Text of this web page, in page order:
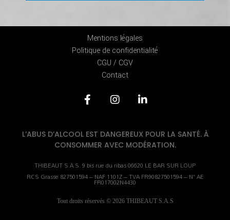
Mentions légales
Politique de confidentialité
CGU / CGV
Contact
L’ABUS D’ALCOOL EST DANGEREUX POUR LA SANTÉ. À
CONSOMMER AVEC MODÉRATION.
THIBEAUT S.A.S. 9 bis rue du ribas 06620 LE BAR SUR LOUP
RCS Grasse 827501594 – NAF 1101Z – TVA FR90827501594 – N° AE
FR017002N4430
Tout droits réservés © 2026 THIBEAUT S.A.S